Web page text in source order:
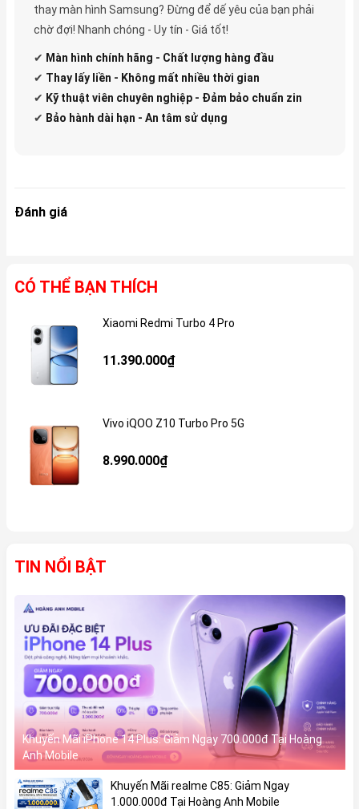
thay màn hình Samsung? Đừng để dế yêu của bạn phải
chờ đợi! Nhanh chóng - Uy tín - Giá tốt!
✔ Màn hình chính hãng - Chất lượng hàng đầu
✔ Thay lấy liền - Không mất nhiều thời gian
✔ Kỹ thuật viên chuyên nghiệp - Đảm bảo chuẩn zin
✔ Bảo hành dài hạn - An tâm sử dụng
Đánh giá
CÓ THỂ BẠN THÍCH
Xiaomi Redmi Turbo 4 Pro
11.390.000₫
Vivo iQOO Z10 Turbo Pro 5G
8.990.000₫
TIN NỔI BẬT
Khuyến Mãi iPhone 14 Plus: Giảm Ngay 700.000đ Tại Hoàng
Anh Mobile
Khuyến Mãi realme C85: Giảm Ngay
1.000.000đ Tại Hoàng Anh Mobile